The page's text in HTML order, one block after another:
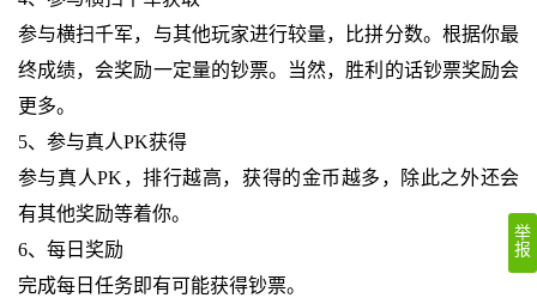
参与横扫千军，与其他玩家进行较量，比拼分数。根据你最
终成绩，会奖励一定量的钞票。当然，胜利的话钞票奖励会
更多。
5、参与真人PK获得
参与真人PK，排行越高，获得的金币越多，除此之外还会
有其他奖励等着你。
6、每日奖励
完成每日任务即有可能获得钞票。
举
报